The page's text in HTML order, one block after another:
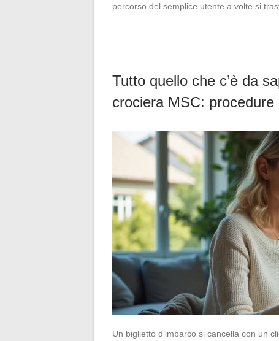
percorso del semplice utente a volte si
Tutto quello che c’è da
crociera MSC:
Un biglietto d’imbarco si cancella con un